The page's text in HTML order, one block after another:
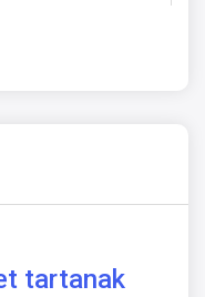
tartanak